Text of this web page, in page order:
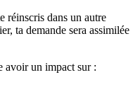
réinscris dans un autre
ta demande sera assimilée
avoir un impact sur :